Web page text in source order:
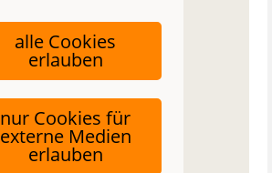
alle Cookies
erlauben
nur Cookies für
externe Medien
erlauben